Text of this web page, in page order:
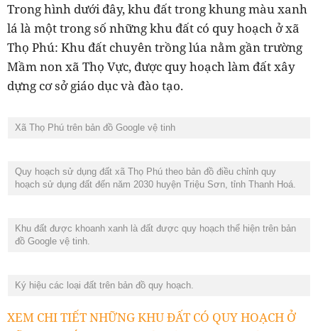
Trong hình dưới đây, khu đất trong khung màu xanh
lá là một trong số những khu đất có quy hoạch ở xã
Thọ Phú: Khu đất chuyên trồng lúa nằm gần trường
Mầm non xã Thọ Vực, được quy hoạch làm đất xây
dựng cơ sở giáo dục và đào tạo.
Xã Thọ Phú trên bản đồ Google vệ tinh
Quy hoạch sử dụng đất xã Thọ Phú theo bản đồ điều chỉnh quy
hoạch sử dụng đất đến năm 2030 huyện Triệu Sơn, tỉnh Thanh Hoá.
Khu đất được khoanh xanh là đất được quy hoạch thể hiện trên bản
đồ Google vệ tinh.
Ký hiệu các loại đất trên bản đồ quy hoạch.
XEM CHI TIẾT NHỮNG KHU ĐẤT CÓ QUY HOẠCH Ở